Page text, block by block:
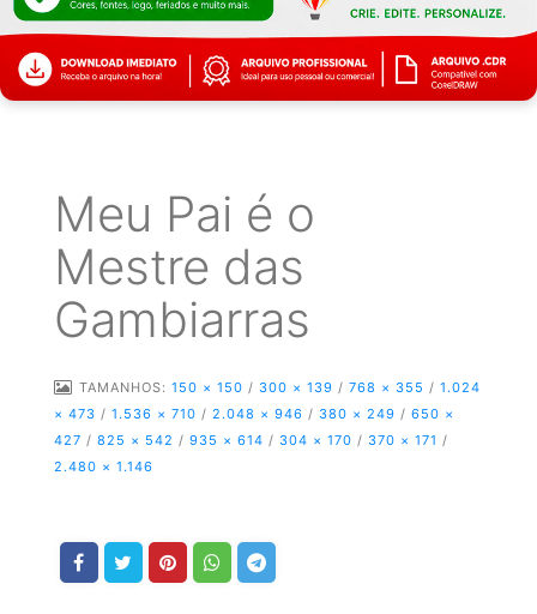
Meu Pai é o
Mestre das
Gambiarras
TAMANHOS: 150 × 150 / 300 × 139 / 768 × 355 / 1.024
× 473 / 1.536 × 710 / 2.048 × 946 / 380 × 249 / 650 ×
427 / 825 × 542 / 935 × 614 / 304 × 170 / 370 × 171 /
2.480 × 1.146